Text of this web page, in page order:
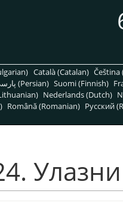
Català (Catalan) Čeština
پارسی (Persian) Suomi (Finnish)
Nederlands (Dutch)
Română (Romanian) Pусский